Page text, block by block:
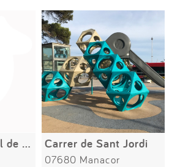
Anmelden
SPIELGERÄTE
Parque Municipal de Manacor Carrer de Sant Jordi
07680 Manacor